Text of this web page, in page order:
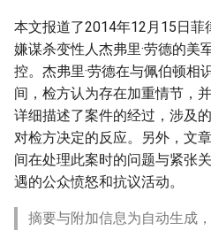
本文报道了2014年12月15日
嫌谋杀变性人杰弗里·劳德的美
控。杰弗里·劳德在与佩伯顿相
间，检方认为存在加重情节，
详细描述了案件的经过，涉及
对检方决定的反应。另外，文
间在处理此案时的问题与紧张
遇的公众愤怒和抗议活动。
摘要与附加信息为自动生成